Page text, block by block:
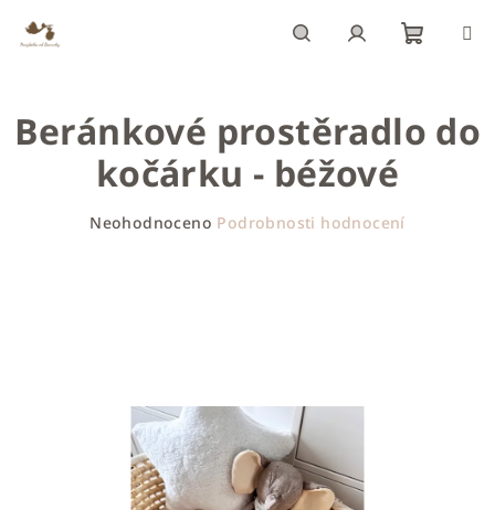
obsah
košík
Beránkové prostěradlo do
kočárku - béžové
Neohodnoceno Podrobnosti hodnocení